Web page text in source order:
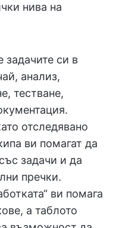
нива на
задачите си в
анализ,
тестване,
отследявано
ви помагат да
задачи и да
пречки.
ви помага
а таблото